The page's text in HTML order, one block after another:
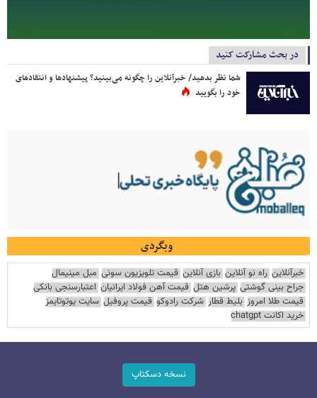
در بحث مشارکت کنید
شما نظر بدهید/ خبرآنلاین را چگونه می‌بینید؟ پیشنهادها و انتقادهای
خود را بگویید
وبگردی
خبرآنلاین راه نو آنلاین بازی آنلاین قیمت تلویزیون سونی مبل مینیمال
جراح بینی گوشتی پرشین هتل قیمت آهن فولاد ایرانیان اعتبارسنجی بانکی
قیمت طلا امروز بلیط قطار شرکت رادوکو قیمت پروفیل سایت یوتوتایمز
خرید اکانت chatgpt
نسخه دسکتاپ